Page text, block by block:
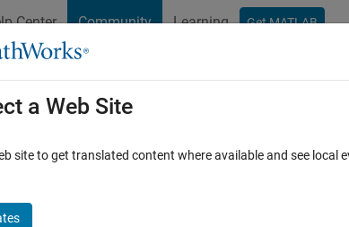
Center Community Learning Get MATLAB
Exchange Cody
Browse MATLAB FAQs
ーリエ​変換でスペクトル描画​
1 Answer
a Web Site
site to get translated content where available and see